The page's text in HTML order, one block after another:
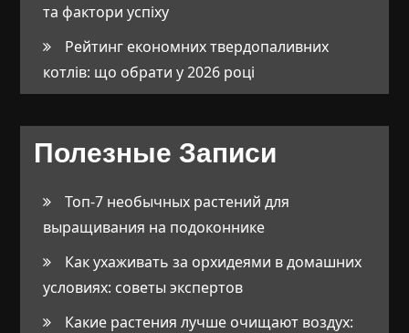
та фактори успіху
Рейтинг економних твердопаливних
котлів: що обрати у 2026 році
Полезные Записи
Топ-7 необычных растений для
выращивания на подоконнике
Как ухаживать за орхидеями в домашних
условиях: советы экспертов
Какие растения лучше очищают воздух: